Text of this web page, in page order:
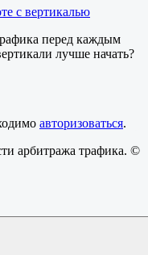
с вертикалью
перед каждым
лучше начать?
авторизоваться.
арбитража трафика. ©